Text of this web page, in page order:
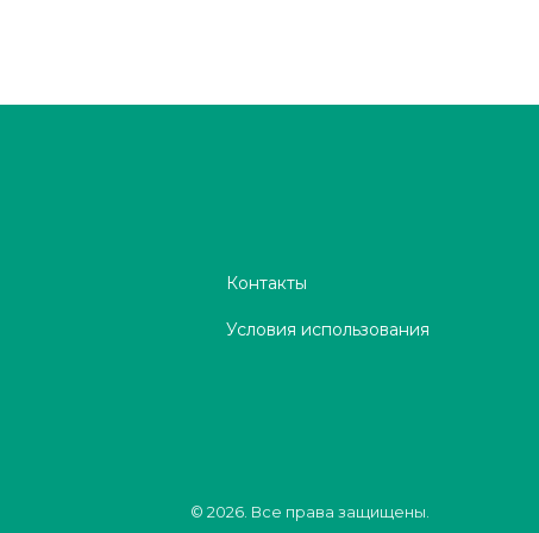
Контакты
Условия использования
© 2026. Все права защищены.